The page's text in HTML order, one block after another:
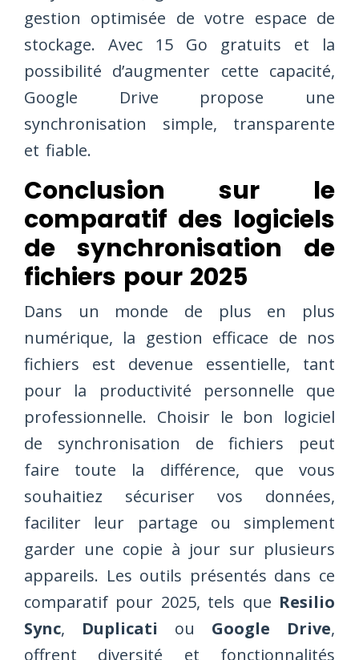
gestion optimisée de votre espace de
stockage. Avec 15 Go gratuits et la
possibilité d’augmenter cette capacité,
Google Drive propose une
synchronisation simple, transparente
et fiable.
Conclusion sur le
comparatif des logiciels
de synchronisation de
fichiers pour 2025
Dans un monde de plus en plus
numérique, la gestion efficace de nos
fichiers est devenue essentielle, tant
pour la productivité personnelle que
professionnelle. Choisir le bon logiciel
de synchronisation de fichiers peut
faire toute la différence, que vous
souhaitiez sécuriser vos données,
faciliter leur partage ou simplement
garder une copie à jour sur plusieurs
appareils. Les outils présentés dans ce
comparatif pour 2025, tels que Resilio
Sync, Duplicati ou Google Drive,
offrent diversité et fonctionnalités